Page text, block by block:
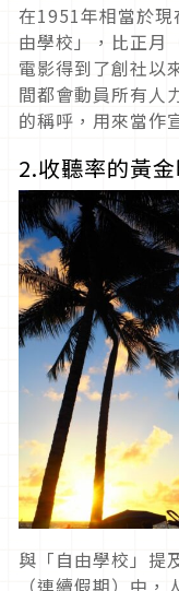
在1951年相當於現
由學校」，比正月
電影得到了創社以
間都會動員所有人
的稱呼，用來當作
2.收聽率的黃
與「自由學校」提
（連續假期）中